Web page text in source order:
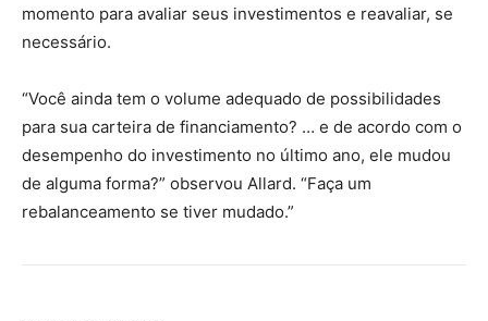
momento para avaliar seus investimentos e reavaliar, se
necessário.
“Você ainda tem o volume adequado de possibilidades
para sua carteira de financiamento? … e de acordo com o
desempenho do investimento no último ano, ele mudou
de alguma forma?” observou Allard. “Faça um
rebalanceamento se tiver mudado.”